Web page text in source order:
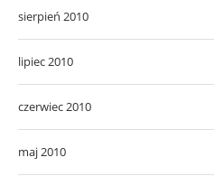
sierpień 2010
lipiec 2010
czerwiec 2010
maj 2010